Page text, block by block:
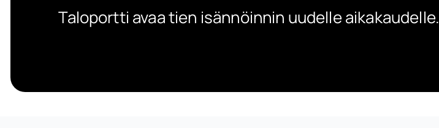
Taloportti avaa tien isännöinnin uudelle aikakaudelle.